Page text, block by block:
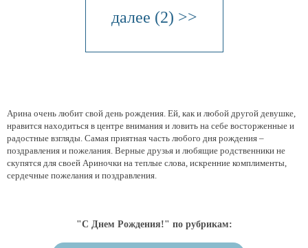
далее (2) >>
Арина очень любит свой день рождения. Ей, как и любой другой девушке,
нравится находиться в центре внимания и ловить на себе восторженные и
радостные взгляды. Самая приятная часть любого дня рождения –
поздравления и пожелания. Верные друзья и любящие родственники не
скупятся для своей Ариночки на теплые слова, искренние комплименты,
сердечные пожелания и поздравления.
"С Днем Рождения!" по рубрикам: